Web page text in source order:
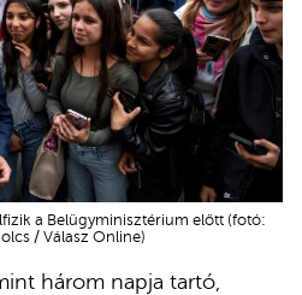
a Belügyminisztérium előtt (fotó:
/ Válasz Online)
három napja tartó,